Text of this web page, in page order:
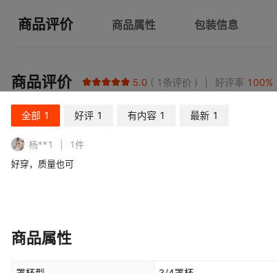
商品评价 商品属性 包装信息
商品评价 5.0 1 条评价 好评率 100%
全部 1 好评 1 有内容 1 最新 1
杨**1 1件
好穿，质量也可
商品属性